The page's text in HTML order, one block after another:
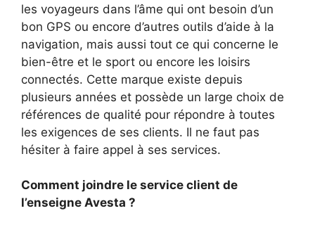
les voyageurs dans l’âme qui ont besoin d’un
bon GPS ou encore d’autres outils d’aide à la
navigation, mais aussi tout ce qui concerne le
bien-être et le sport ou encore les loisirs
connectés. Cette marque existe depuis
plusieurs années et possède un large choix de
références de qualité pour répondre à toutes
les exigences de ses clients. Il ne faut pas
hésiter à faire appel à ses services.
Comment joindre le service client de
l’enseigne Avesta ?